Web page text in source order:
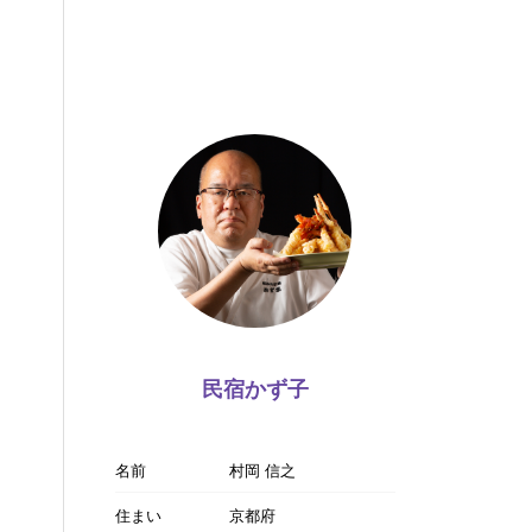
民宿かず子
名前
村岡 信之
住まい
京都府